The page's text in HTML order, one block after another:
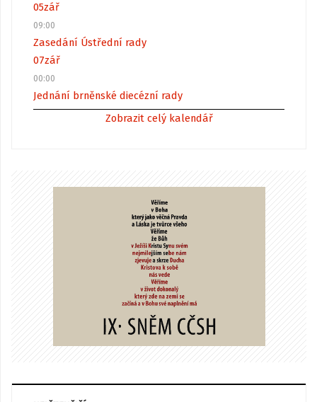
05zář
09:00
Zasedání Ústřední rady
07zář
00:00
Jednání brněnské diecézní rady
Zobrazit celý kalendář